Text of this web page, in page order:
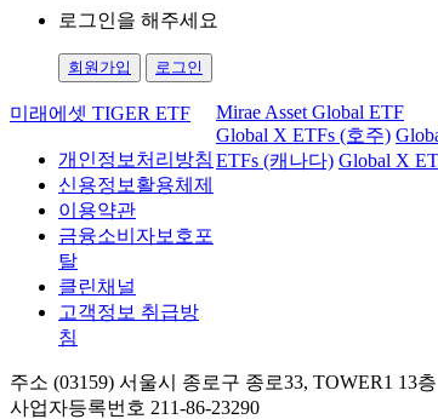
로그인을 해주세요
회원가입 로그인
미래에셋 TIGER ETF
개인정보처리방침
신용정보활용체제
이용약관
금융소비자보호포
탈
클린채널
고객정보 취급방
침
Mirae Asset Global ETF
Global X ETFs (호주)
ETFs (캐나다) Global X
주소 (03159) 서울시 종로구 종로33, TOWER1 13층
사업자등록번호 211-86-23290